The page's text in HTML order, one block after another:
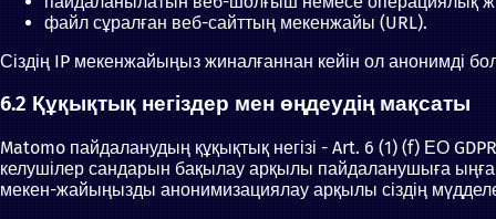
файл сұралған веб-сайттың мекенжайы (URL).
Сіздің IP мекенжайыңыз жиналғаннан кейін ол анонимді
6.2 Құқықтық негіздер мен өңдеудің мақсаты
Matomo пайдаланудың құқықтық негізі - Art. 6 (1) (f) ЕО
келушілер сандарын бақылау арқылы пайдаланушыға
мекен-жайыңызды анонимизациялау арқылы сіздің